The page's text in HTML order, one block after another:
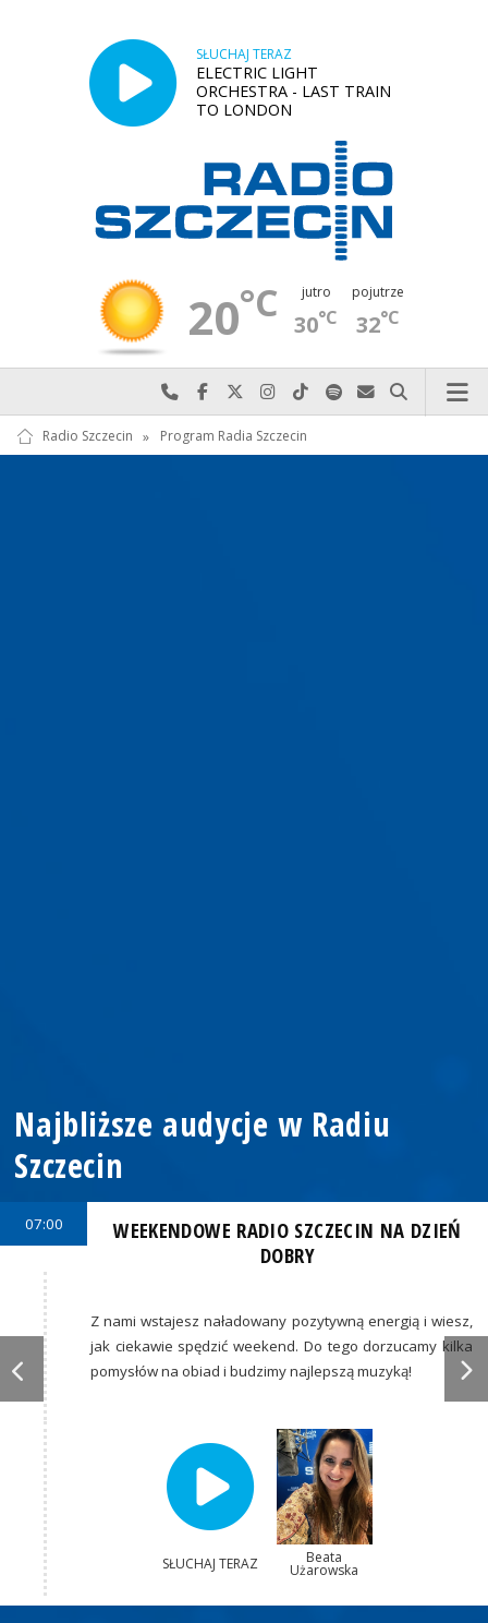
SŁUCHAJ TERAZ
ELECTRIC LIGHT
ORCHESTRA - LAST TRAIN
TO LONDON
20°C jutro
30°C
pojutrze
32°C
Najlepiej po prostu do nas zadzwoń
Odwiedź nas na Facebook-u
Odwiedź nas na X
Odwiedź nas na Instagram-ie
Odwiedź nas na TikTok-u
Szukaj nas na Spotify
Wyślij do nas
Szukaj
Radio Szczecin » Program Radia Szczecin
Najbliższe audycje w Radiu
Szczecin
07:00
WEEKENDOWE RADIO SZCZECIN NA DZIEŃ
DOBRY
Z nami wstajesz naładowany pozytywną energią i wiesz,
jak ciekawie spędzić weekend. Do tego dorzucamy kilka
pomysłów na obiad i budzimy najlepszą muzyką!
SŁUCHAJ TERAZ Beata
Użarowska